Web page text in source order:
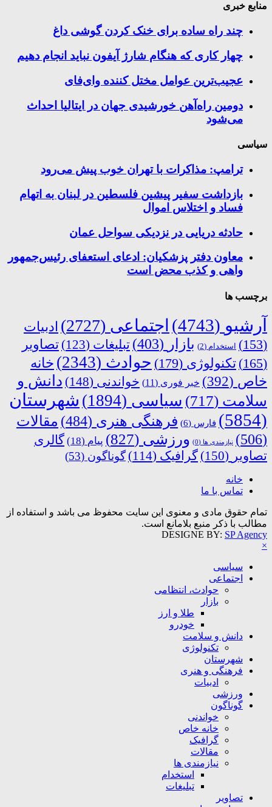
منابع خبری
چند راه‌ ساده برای خنک کردن گوشی داغ
چهار کاری که هنگام شارژ آیفون نباید انجام دهیم
عجیب‌ترین عوامل مختل کننده وای‌فای
دومین راه‌آهن خورشیدی جهان در ایتالیا احداث
می‌شود
سیاسی
ترامپ: مذاکرات با تهران خوب پیش می‌رود
بازداشت سفیر پیشین فلسطین در لبنان به اتهام
فساد و اختلاس اموال
حادثه دریایی در نزدیکی سواحل عمان
معاون دفتر پزشکیان: ادعای استعفای رئیس‌جمهور
واهی و کذب محض است
برچسب ها
آرشیو (4743) اجتماعی (2727)
ادبیات
(153)
استخدام (2) بازار (403) تبلیغات (123)
تصاویر
(165)
تکنولوژی (179) حوادث (2343)
خانه
خاص (392) خبر فوری (11) خواندنی (148)
دانش و
سلامت (717) سیاسی (1894)
شهرستان
(5854)
فارس (6) فرهنگی هنری (484)
مقالات
(506)
نیازمندی ها (0) ورزشی (827) پیام (18)
گالری
تصاویر (150) گرافیک (114) گوناگون (53)
خانه
تماس با ما
تمام حقوق مادی و معنوی این سایت محفوظ می باشد و استفاده از
مطالب با ذکر منبع بلامانع است.
DESIGNE BY: SP Agency
×
سیاسی
اجتماعی
حوادث، انتظامی
بازار
طلا و ارز
خودرو
دانش و سلامت
تکنولوژی
شهرستان
فرهنگی و هنری
ادبیات
ورزشی
گوناگون
خواندنی
خانه خاص
گرافیک
مقالات
نیازمندی ها
استخدام
تبلیغات
تصاویر